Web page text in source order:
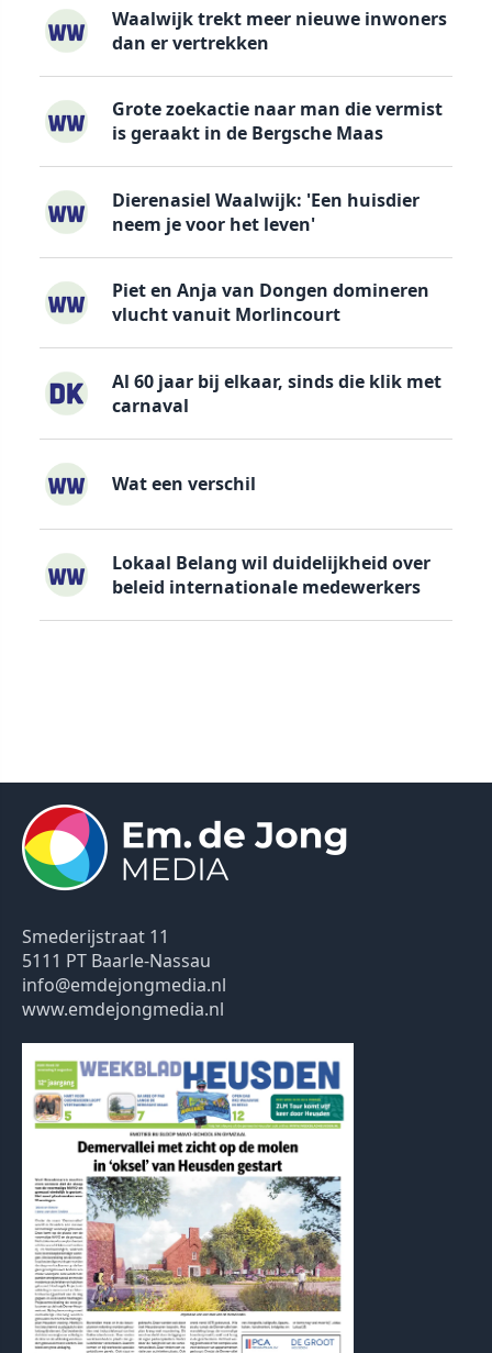
Waalwijk trekt meer nieuwe inwoners
dan er vertrekken
Grote zoekactie naar man die vermist
is geraakt in de Bergsche Maas
Dierenasiel Waalwijk: 'Een huisdier
neem je voor het leven'
Piet en Anja van Dongen domineren
vlucht vanuit Morlincourt
Al 60 jaar bij elkaar, sinds die klik met
carnaval
Wat een verschil
Lokaal Belang wil duidelijkheid over
beleid internationale medewerkers
Smederijstraat 11
5111 PT Baarle-Nassau
info@emdejongmedia.nl
www.emdejongmedia.nl